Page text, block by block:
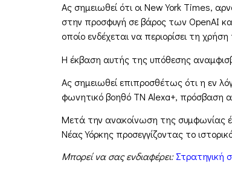
Ας σημειωθεί ότι οι New York Times,
στην προσφυγή σε βάρος των OpenAI
οποίο ενδέχεται να περιορίσει τη
Η έκβαση αυτής της υπόθεσης
Ας σημειωθεί επιπροσθέτως ότι η εν
φωνητικό βοηθό ΤΝ Alexa+, πρόσβαση
Μετά την ανακοίνωση της συμφωνίας
Νέας Υόρκης προσεγγίζοντας το
Μπορεί να σας ενδιαφέρει: Στρατηγική